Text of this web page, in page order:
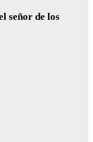
señor de los